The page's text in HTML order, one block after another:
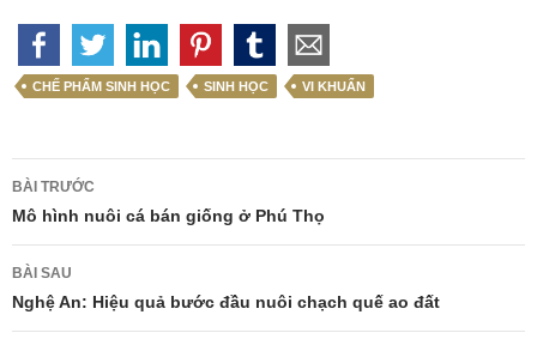
CHẾ PHẨM SINH HỌC SINH HỌC VI KHUẨN
Điều
hướng
bài
viết
BÀI TRƯỚC
Mô hình nuôi cá bán giống ở Phú Thọ
BÀI SAU
Nghệ An: Hiệu quả bước đầu nuôi chạch quế ao đất